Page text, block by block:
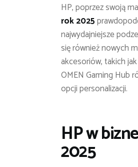
HP, poprzez swoją
rok 2025
najwydajniejsze
się również nowych
akcesoriów, takich
OMEN Gaming Hub
opcji personalizacji.
HP w
2025